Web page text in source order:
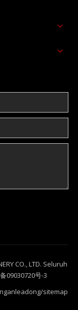
CO., LTD. Seluruh
09030720号-3
leadong/sitemap